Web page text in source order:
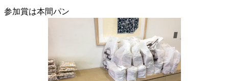
参加賞は本間パン